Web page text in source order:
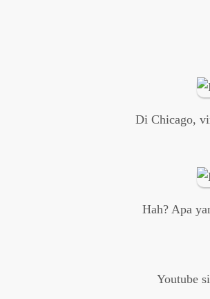
Di Chicago,
Hah? Apa
Youtube